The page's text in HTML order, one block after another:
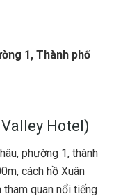
1, Thành phố
Hotel)
phường 1, thành
cách hồ Xuân
quan nổi tiếng